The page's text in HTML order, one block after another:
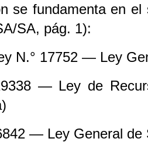
se fundamenta en
SA, pág. 1):
N.° 17752 — Ley
— Ley de
— Ley General de